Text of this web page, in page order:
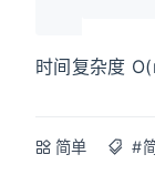
时间复杂度
简单 #